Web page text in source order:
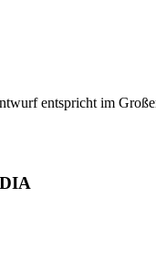
entspricht im